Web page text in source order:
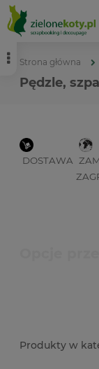
Strona główna
Pędzle,
DOSTAWA